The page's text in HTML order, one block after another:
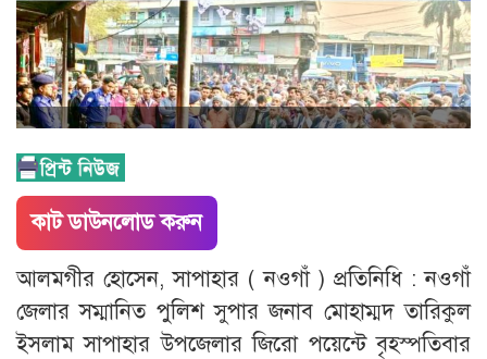
কাট ডাউনলোড করুন
আলমগীর হোসেন, সাপাহার ( নওগাঁ ) প্রতিনিধি : নওগাঁ
জেলার সম্মানিত পুলিশ সুপার জনাব মোহাম্মদ তারিকুল
ইসলাম সাপাহার উপজেলার জিরো পয়েন্টে বৃহস্পতিবার